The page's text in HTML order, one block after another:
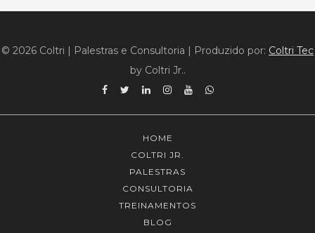
© 2026 Coltri | Palestras e Consultoria | Produzido por: Coltri Tec
by Coltri Jr..
Facebook
TwitterLinkedinInstagram
YouTubeWhatsApp
HOME
COLTRI JR.
PALESTRAS
CONSULTORIA
TREINAMENTOS
BLOG